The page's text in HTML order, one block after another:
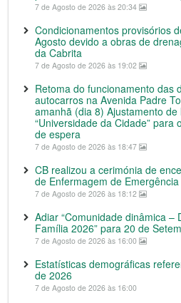
7 de Agosto de 2026 às 20:34
Condicionamentos provisórios
Agosto devido a obras de
da Cabrita
7 de Agosto de 2026 às 19:02
Retoma do funcionamento das
autocarros na Avenida Padre
amanhã (dia 8) Ajustamento
“Universidade da Cidade” para
de espera
7 de Agosto de 2026 às 18:47
CB realizou a cerimónia de
de Enfermagem de Emergência
7 de Agosto de 2026 às 18:12
Adiar “Comunidade dinâmica –
Família 2026” para 20 de
7 de Agosto de 2026 às 16:00
Estatísticas demográficas
de 2026
7 de Agosto de 2026 às 16:00